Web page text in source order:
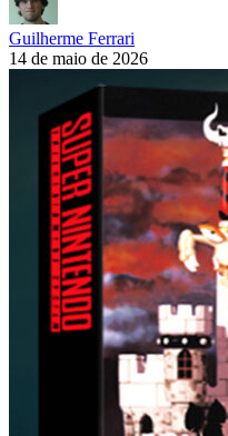
Guilherme Ferrari
14 de maio de 2026